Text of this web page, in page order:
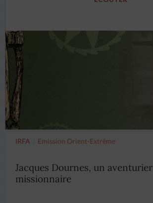
IRFA Emission Orient-Extrême
Jacques Dournes, un aventurier
missionnaire